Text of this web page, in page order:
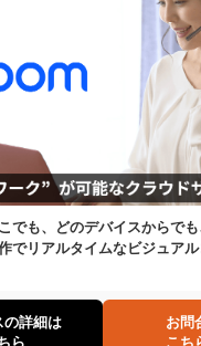
でも、どのデバイスからでも
でリアルタイムなビジュア
詳細は
ら
お問
こち